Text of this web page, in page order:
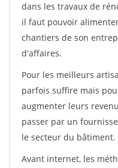
dans les travaux de
il faut pouvoir
chantiers de son
d'affaires.
Pour les meilleurs
parfois suffire mais
augmenter leurs
passer par un
le secteur du bâtiment.
Avant internet, les